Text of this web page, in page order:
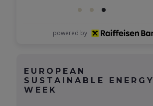
powered by
EUROPEAN
SUSTAINABLE ENERGY
WEEK